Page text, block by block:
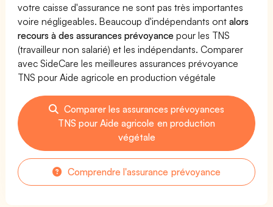
votre caisse d'assurance ne sont pas très importantes
voire négligeables. Beaucoup d'indépendants ontalors
recours à des assurances prévoyance pour les TNS
(travailleur non salarié) et les indépendants. Comparer
avec SideCare les meilleures assurances prévoyance
TNS pour Aide agricole en production végétale
Comparer les assurances prévoyances
TNS pour Aide agricole en production
végétale
Comprendre l'assurance prévoyance